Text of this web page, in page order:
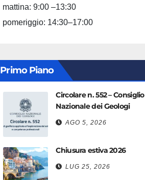
mattina: 9:00 –13:30
pomeriggio: 14:30–17:00
Primo Piano
Circolare n. 552 – Consiglio
Nazionale dei Geologi
AGO 5, 2026
Chiusura estiva 2026
LUG 25, 2026